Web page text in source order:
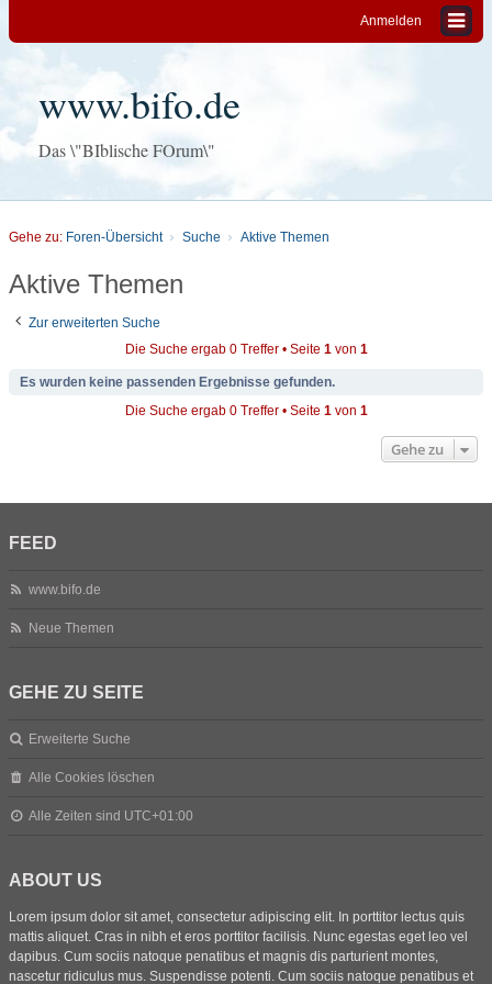
Anmelden
www.bifo.de
Das \"BIblische FOrum\"
Gehe zu: Foren-Übersicht Suche Aktive Themen
Aktive Themen
Zur erweiterten Suche
Die Suche ergab 0 Treffer • Seite 1von 1
Es wurden keine passenden Ergebnisse gefunden.
Die Suche ergab 0 Treffer • Seite 1von 1
Gehe zu
FEED
www.bifo.de
Neue Themen
GEHE ZU SEITE
Erweiterte Suche
Alle Cookies löschen
Alle Zeiten sind UTC+01:00
ABOUT US
Lorem ipsum dolor sit amet, consectetur adipiscing elit. In porttitor lectus quis
mattis aliquet. Cras in nibh et eros porttitor facilisis. Nunc egestas eget leo vel
dapibus. Cum sociis natoque penatibus et magnis dis parturient montes,
nascetur ridiculus mus. Suspendisse potenti. Cum sociis natoque penatibus et